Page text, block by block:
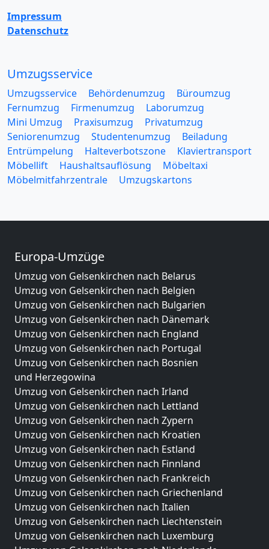
Impressum
Datenschutz
Umzugsservice
Umzugsservice Behördenumzug
Büroumzug
Fernumzug
Firmenumzug
Laborumzug
Mini Umzug
Praxisumzug
Privatumzug
Seniorenumzug
Studentenumzug
Beiladung
Entrümpelung
Halteverbotszone
Klaviertransport
Möbellift
Haushaltsauflösung
Möbeltaxi
Möbelmitfahrzentrale
Umzugskartons
Europa-Umzüge
Umzug von Gelsenkirchen nach Belarus
Umzug von Gelsenkirchen nach Belgien
Umzug von Gelsenkirchen nach Bulgarien
Umzug von Gelsenkirchen nach Dänemark
Umzug von Gelsenkirchen nach England
Umzug von Gelsenkirchen nach Portugal
Umzug von Gelsenkirchen nach Bosnien
und Herzegowina
Umzug von Gelsenkirchen nach Irland
Umzug von Gelsenkirchen nach Lettland
Umzug von Gelsenkirchen nach Zypern
Umzug von Gelsenkirchen nach Kroatien
Umzug von Gelsenkirchen nach Estland
Umzug von Gelsenkirchen nach Finnland
Umzug von Gelsenkirchen nach Frankreich
Umzug von Gelsenkirchen nach Griechenland
Umzug von Gelsenkirchen nach Italien
Umzug von Gelsenkirchen nach Liechtenstein
Umzug von Gelsenkirchen nach Luxemburg